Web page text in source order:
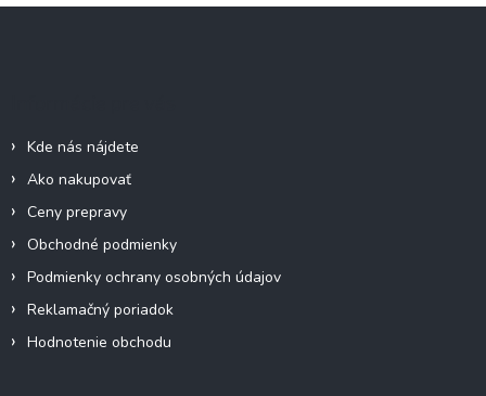
Kde nás nájdete
Ako nakupovať
Ceny prepravy
Obchodné podmienky
Podmienky ochrany osobných údajov
Reklamačný poriadok
Hodnotenie obchodu